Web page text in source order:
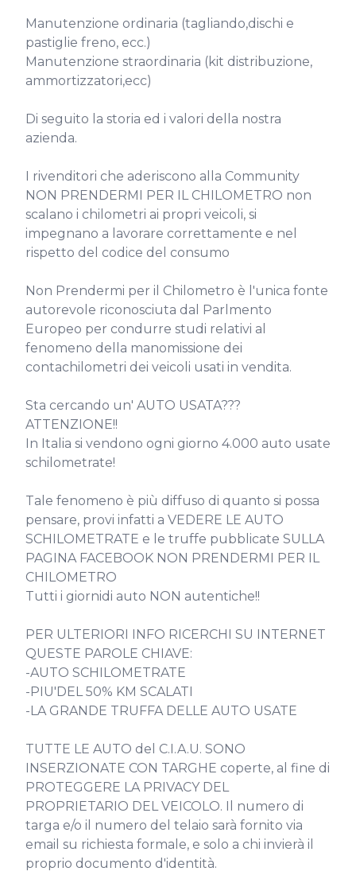
Manutenzione ordinaria (tagliando,dischi e
pastiglie freno, ecc.)
Manutenzione straordinaria (kit distribuzione,
ammortizzatori,ecc)
Di seguito la storia ed i valori della nostra
azienda.
I rivenditori che aderiscono alla Community
NON PRENDERMI PER IL CHILOMETRO non
scalano i chilometri ai propri veicoli, si
impegnano a lavorare correttamente e nel
rispetto del codice del consumo
Non Prendermi per il Chilometro è l'unica fonte
autorevole riconosciuta dal Parlmento
Europeo per condurre studi relativi al
fenomeno della manomissione dei
contachilometri dei veicoli usati in vendita.
Sta cercando un' AUTO USATA???
ATTENZIONE!!
In Italia si vendono ogni giorno 4.000 auto usate
schilometrate!
Tale fenomeno è più diffuso di quanto si possa
pensare, provi infatti a VEDERE LE AUTO
SCHILOMETRATE e le truffe pubblicate SULLA
PAGINA FACEBOOK NON PRENDERMI PER IL
CHILOMETRO
Tutti i giornidi auto NON autentiche!!
PER ULTERIORI INFO RICERCHI SU INTERNET
QUESTE PAROLE CHIAVE:
-AUTO SCHILOMETRATE
-PIU'DEL 50% KM SCALATI
-LA GRANDE TRUFFA DELLE AUTO USATE
TUTTE LE AUTO del C.I.A.U. SONO
INSERZIONATE CON TARGHE coperte, al fine di
PROTEGGERE LA PRIVACY DEL
PROPRIETARIO DEL VEICOLO. Il numero di
targa e/o il numero del telaio sarà fornito via
email su richiesta formale, e solo a chi invierà il
proprio documento d'identità.